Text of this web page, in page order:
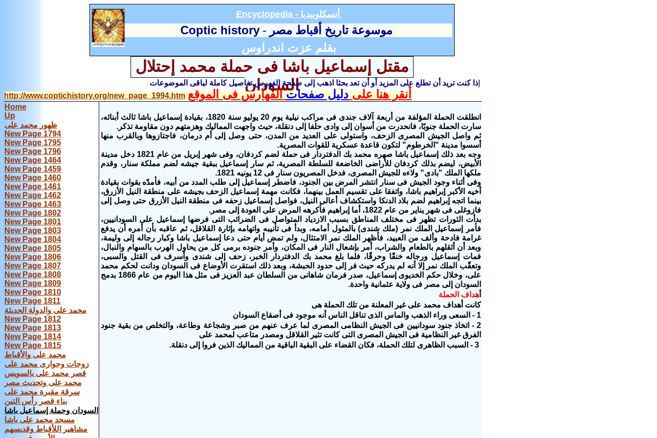
Encyclopedia - أنسكلوبيديا
موسوعة تاريخ أقباط مصر-
Coptic history
بقلم عزت اندراوس
مقتل إسماعيل باشا فى حملة محمد إحتلال
السودان
ذا كنت تريد أن تطلع على المزيد أو أن تعد بحثا اذهب إلى صفحة الفهرس تفاصيل كاملة لباقى الموضوعات
أنقر هنا علىدليل صفحاتالفهارس فى الموقع http://www.coptichistory.org/new_page_1994.htm
Home
Up
ظهور محمد على
New Page 1794
New Page 1795
New Page 1796
New Page 1464
New Page 1459
New Page 1460
New Page 1461
New Page 1462
New Page 1463
New Page 1802
New Page 1801
New Page 1803
New Page 1804
New Page 1805
New Page 1806
New Page 1807
New Page 1808
New Page 1809
New Page 1810
New Page 1811
محمد على والدولة الحديثة
New Page 1812
New Page 1813
New Page 1814
New Page 1815
محمد على والأقباط
زوجات وجوارى محمد على
قصر محمد على بالسويس
محمد على وتحديث مصر
سرقة مقبرة محمد على
بناء قصر رأس التين
السودان وحملة إسماعيل باشا
مسجد محمد على باشا
مشاهير اللأقباط وقديسهم
انطلقت الحملة المؤلفة من أربعة آلاف جندى فى مراكب نيلية يوم 20 يوليو سنة 1820، بقيادة إسماعيل باشا ثالث أبنائه،
سارت الحملة جنوبًا، فانحدرت من أسوان إلى وادى حلفا إلى دنقلة، حيث واجهت المماليك وهزمتهم دون مقاومة تذكر.
ثم واصل الجيش المصرى الزحف، واستولى على العديد من المدن، حتى وصل إلى أم درمان، فاجتازوها وبالقرب منها
أسسوا مدينة "الخرطوم" لتكون قاعدة عسكرية للقوات المصرية.
وجه بعد ذلك إسماعيل باشا صهره محمد بك الدفتردار فى حملة لضم كردفان، وفى شهر إبريل من عام 1821 دخل مدينة
الأبيض، ليضم بذلك كردفان للأراضى الخاضعة للسلطة المصرية، ثم سار إسماعيل ببقية جيشه لضم مملكة سنار، وقدم
ملكها الملك "بادى" ولاءه للجيش المصرى، فدخل المصريون سنار فى 12 يونيه 1821.
وفى أثناء وجود الجيش فى سنار انتشر المرض بين الجنود، فاضطر إسماعيل إلى طلب المدد من أبيه، فأمدّه بقوات بقيادة
أخيه الأكبر إبراهيم باشا، واتفقا على تقسيم العمل بينهما، فكانت مهمة إسماعيل الزحف بجيشه على منطقة النيل الأزرق،
بينما اتجه إبراهيم لضم بلاد الدنكا واستكشاف أعالى النيل، فواصل إسماعيل زحفه فى منطقة النيل الأزرق حتى وصل إلى
فازوغلى فى شهر يناير من عام 1822، أما إبراهيم فأكرهه المرض على العودة إلى مصر.
بدأت الثورات تظهر فى مختلف المناطق بسبب الازدياد المتواصل فى الضرائب التى فرضها إسماعيل على السودانيين،
فأمر إسماعيل الملك نمر (ملك شندى) بالمثول أمامه، وبدأ فى تأنيبه واتهامه بإثارة القلاقل، ثم عاقبه بأن أمره أن يدفع
غرامة فادحة وألف من العبيد، فأظهر الملك نمر الامتثال، ولم تمض أيام حتى دعا إسماعيل باشا وكبار رجاله إلى وليمة،
وبعد أن أثقلهم بالطعام والشراب، أمر بإشعال النار فى المكان، وأمر جنوده برمى كل من يحاول الهرب بالسهام والنبال،
فمات إسماعيل ورجاله خنقًا وحرقًا، فلما بلغ محمد بك الدفتردار الخبر، زحف إلى شندى وأسرف فى القتل والسبى،
وتعقّب الملك نمر إلا أنه لم يدركه حيث فر إلى حدود الحبشة، وبعد ذلك استقرت الأوضاع فى السودان ودانت لحكم محمد
على، وخلال حكم الخديوى إسماعيل، صدر فرمان شاهانى من السلطان عبد العزيز فى مثل هذا اليوم من عام 1866 بدمج
السودان إلى مصر فى ولاية عثمانية واحدة.
هداف الحملة
كانت أهداف محمد على غير المعلنة من تلك الحملة هى
1 - السعى وراء الذهب والماس الذى تناقل الناس أنه موجود فى أصقاع السودان
2 - اتخاذ جنود سودانيين فى الجيش النظامى المصرى لما عرف عنهم من صبر وشجاعة وطاعة، والتخلص من بقية جنود
الفرق غير النظامية فى الجيش المصرى التى كانت تثير القلاقل ومصدر متاعب لمحمد على